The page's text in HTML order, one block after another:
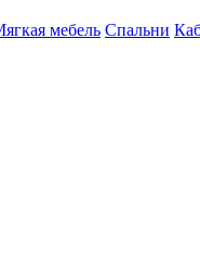
мебель Спальни